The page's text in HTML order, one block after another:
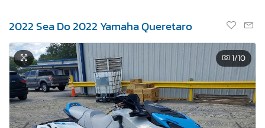
2022 Sea Do 2022 Yamaha Queretaro
1/10